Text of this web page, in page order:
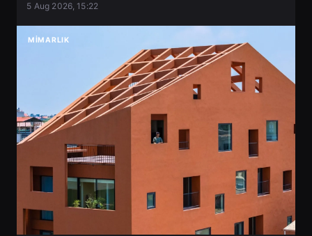
5 Aug 2026, 15:22
MIMARLIK